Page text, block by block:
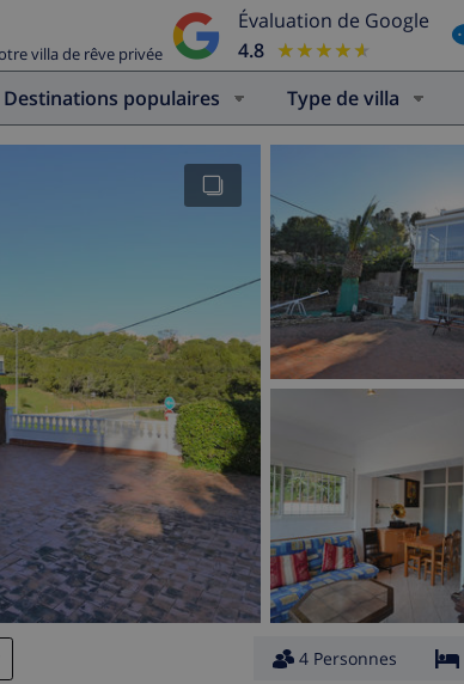
villa de rêve privée
Évaluation de Google
4.8 ★★★★★
★★★★★
Destinations populaires Type de villa
4 Personnes